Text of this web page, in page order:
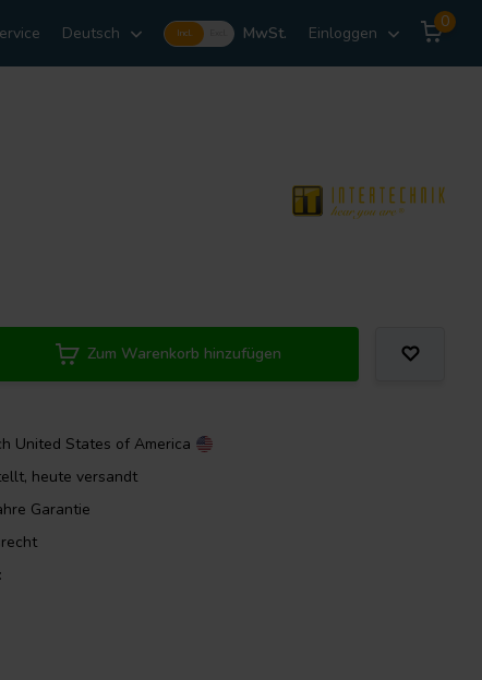
Deutsch Incl. MwSt. Einloggen
0
Zum Warenkorb hinzufügen
United States of America
heute versandt
Garantie